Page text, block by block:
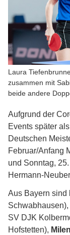
Laura
zusammen mit
beide andere
Aufgrund der
Events später
Deutschen
Februar/Anfang
und Sonntag,
Hermann-
Aus Bayern sind
Schwabhausen),
SV DJK
Hofstetten),